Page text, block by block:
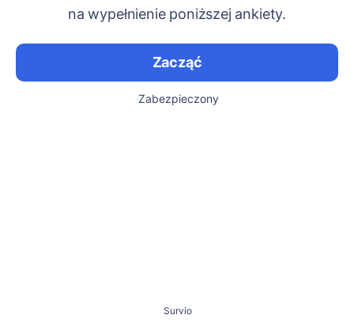
na wypełnienie poniższej ankiety.
Zacząć
Zabezpieczony
Survio